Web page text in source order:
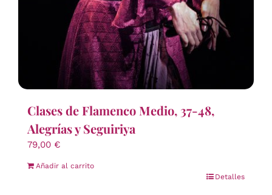
Clases de Flamenco Medio, 37-48,
Alegrías y Seguiriya
79,00 €
Añadir al carrito
Detalles